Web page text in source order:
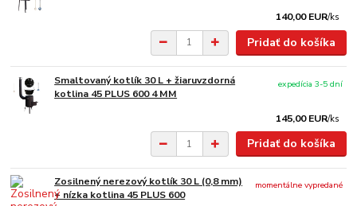
140,00 EUR/ks
Pridať do košíka
Smaltovaný kotlík 30 L + žiaruvzdorná
kotlina 45 PLUS 600 4 MM
145,00 EUR/ks
expedícia 3-5 dní
Pridať do košíka
Zosilnený nerezový kotlík 30 L (0,8 mm)
+ nízka kotlina 45 PLUS 600
momentálne vypredané